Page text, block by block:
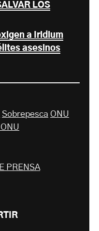
LOS
a Iridium
asesinos
Sobrepesca ONU
PRENSA